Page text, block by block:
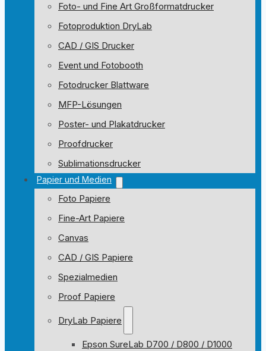
Foto- und Fine Art Großformatdrucker
Fotoproduktion DryLab
CAD / GIS Drucker
Event und Fotobooth
Fotodrucker Blattware
MFP-Lösungen
Poster- und Plakatdrucker
Proofdrucker
Sublimationsdrucker
Papier und Medien
Foto Papiere
Fine-Art Papiere
Canvas
CAD / GIS Papiere
Spezialmedien
Proof Papiere
DryLab Papiere
Epson SureLab D700 / D800 / D1000